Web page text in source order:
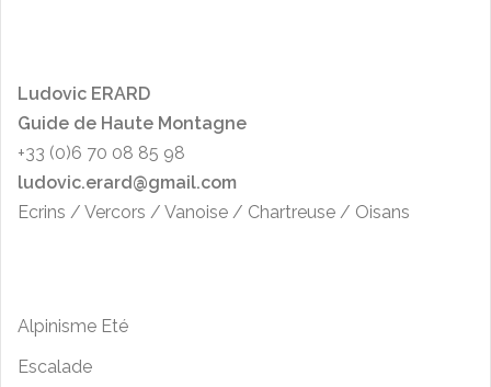
Ludovic ERARD
Guide de Haute Montagne
+33 (0)6 70 08 85 98
ludovic.erard@gmail.com
Ecrins / Vercors / Vanoise / Chartreuse / Oisans
Alpinisme Eté
Escalade